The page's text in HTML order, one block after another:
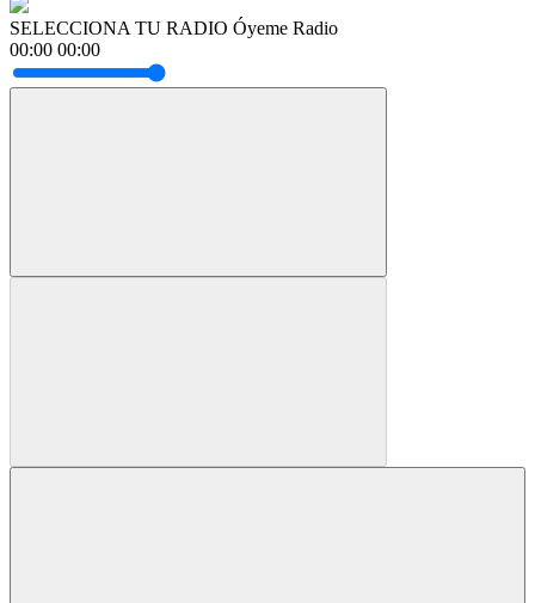
SELECCIONA TU RADIO Óyeme Radio
00:00 00:00